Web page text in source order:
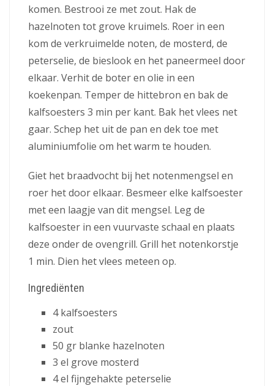
komen. Bestrooi ze met zout. Hak de
hazelnoten tot grove kruimels. Roer in een
kom de verkruimelde noten, de mosterd, de
peterselie, de bieslook en het paneermeel door
elkaar. Verhit de boter en olie in een
koekenpan. Temper de hittebron en bak de
kalfsoesters 3 min per kant. Bak het vlees net
gaar. Schep het uit de pan en dek toe met
aluminiumfolie om het warm te houden.
Giet het braadvocht bij het notenmengsel en
roer het door elkaar. Besmeer elke kalfsoester
met een laagje van dit mengsel. Leg de
kalfsoester in een vuurvaste schaal en plaats
deze onder de ovengrill. Grill het notenkorstje
1 min. Dien het vlees meteen op.
Ingrediënten
4 kalfsoesters
zout
50 gr blanke hazelnoten
3 el grove mosterd
4 el fijngehakte peterselie